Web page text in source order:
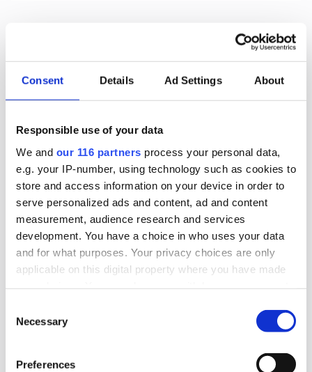
Consent Details Ad Settings About
Responsible use of your data
We and our 116 partners process your personal data,
e.g. your IP-number, using technology such as cookies to
store and access information on your device in order to
serve personalized ads and content, ad and content
measurement, audience research and services
development. You have a choice in who uses your data
and for what purposes. Your privacy choices are only
applicable on this digital property where you have made
the Privacy trigger icon.
Find out more about how your personal data is processed
and set your preferences in the
Selection
Necessary
Preferences
utrikespolitiken
WEBB-TV. Efter att utrikesminister Maria Malmer
Stenergard har presenterat utrikesdeklarationen
debatterar riksdagen utrikespolitiken.
Politik Webb-Tv
2024-05-22, 08:47
Partiledarna debatterar EU-val och
trollfabriker
Dagens partiledardebatt handlar om EU-valet
men även en del trollfabriker blir det.